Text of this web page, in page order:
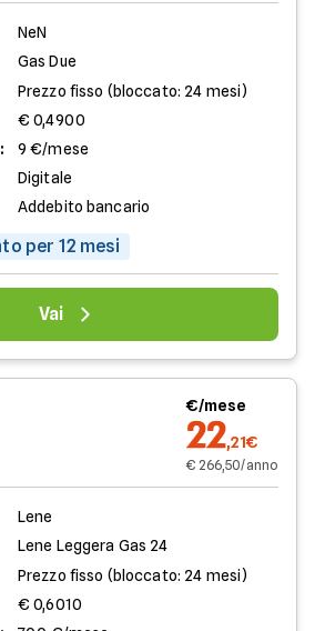
NeN
Gas Due
Prezzo fisso (bloccato: 24 mesi)
€ 0,4900
9 €/mese
Digitale
Addebito bancario
per 12 mesi
Vai
€/mese
22,21€
€ 266,50/anno
Lene
Lene Leggera Gas 24
Prezzo fisso (bloccato: 24 mesi)
€ 0,6010